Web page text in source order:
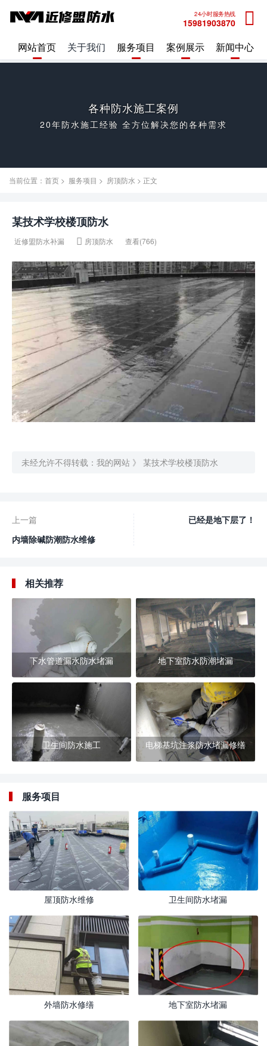
24小时服务热线
15981903870
网站首页 关于我们 服务项目 案例展示 新闻中心
各种防水施工案例
20年防水施工经验 全方位解决您的各种需求
当前位置： 首页 > 服务项目 > 房顶防水 > 正文
某技术学校楼顶防水
近修盟防水补漏 房顶防水 查看(766)
未经允许不得转载： 我的网站 》 某技术学校楼顶防水
上一篇
内墙除碱防潮防水维修
已经是地下层了！
相关推荐
下水管道漏水防水堵漏 地下室防水防潮堵漏
卫生间防水施工 电梯基坑注浆防水堵漏修缮
服务项目
屋顶防水维修 卫生间防水堵漏
外墙防水修缮 地下室防水堵漏